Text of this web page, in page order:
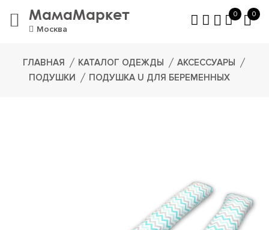
МамаМаркет
Москва
0 0
ГЛАВНАЯ КАТАЛОГ ОДЕЖДЫ
АКСЕССУАРЫ
ПОДУШКИ
ПОДУШКА U ДЛЯ БЕРЕМЕННЫХ